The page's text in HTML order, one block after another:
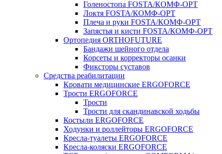
Голеностопа FOSTA/КОМФ-ОРТ
Локтя FOSTA/КОМФ-ОРТ
Плеча и руки FOSTA/КОМФ-ОРТ
Запястья и кисти FOSTA/КОМФ-ОРТ
Ортопедия ORTHOFUTURE
Бандажи шейного отдела
Корсеты и корректоры осанки
Фиксторы суставов
Средства реабилитации
Кровати медицинские ERGOFORCE
Трости ERGOFORCE
Трости
Трости для скандинавской ходьбы
Костыли ERGOFORCE
Ходунки и роллейторы ERGOFORCE
Кресла-туалеты ERGOFORCE
Кресла-коляски ERGOFORCE